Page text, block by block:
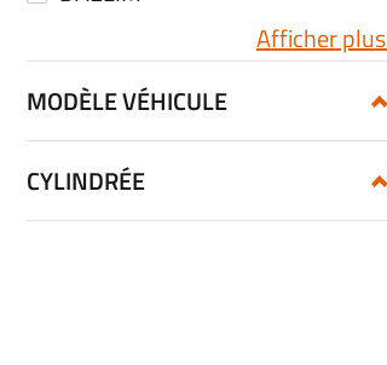
Afficher plus
MODÈLE VÉHICULE
CYLINDRÉE